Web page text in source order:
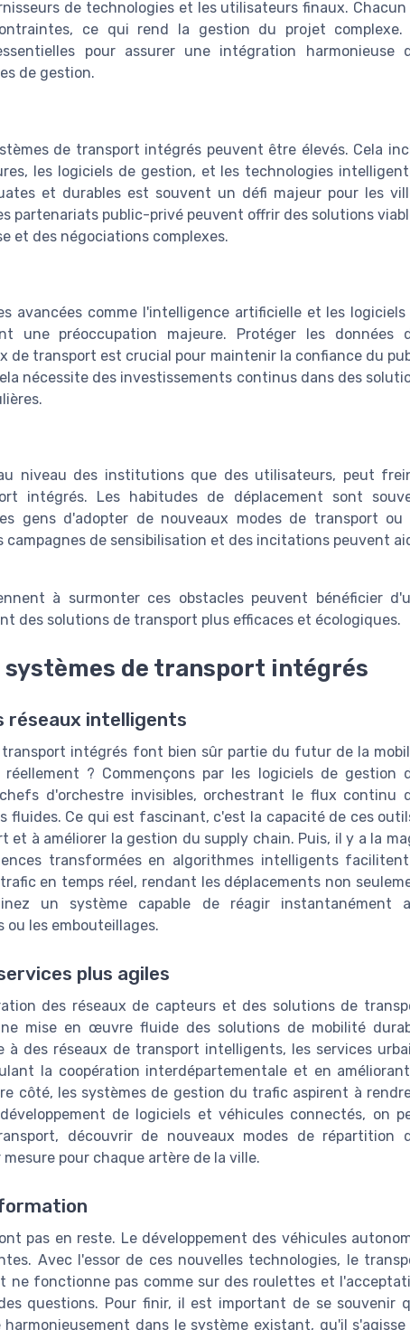
de technologies et les utilisateurs finaux. Chacun
ce qui rend la gestion du projet complexe.
pour assurer une intégration harmonieuse
de gestion.
de transport intégrés peuvent être élevés. Cela
les logiciels de gestion, et les technologies
et durables est souvent un défi majeur pour les
partenariats public-privé peuvent offrir des solutions
et des négociations complexes.
avancées comme l'intelligence artificielle et les logiciels
une préoccupation majeure. Protéger les données
de transport est crucial pour maintenir la confiance du
nécessite des investissements continus dans des
niveau des institutions que des utilisateurs, peut
intégrés. Les habitudes de déplacement sont
gens d'adopter de nouveaux modes de transport ou
de sensibilisation et des incitations peuvent
à surmonter ces obstacles peuvent bénéficier
des solutions de transport plus efficaces et écologiques.
systèmes de transport intégrés
réseaux intelligents
transport intégrés font bien sûr partie du futur de la
? Commençons par les logiciels de gestion
d'orchestre invisibles, orchestrant le flux continu
fluides. Ce qui est fascinant, c'est la capacité de ces
à améliorer la gestion du supply chain. Puis, il y a la
transformées en algorithmes intelligents
en temps réel, rendant les déplacements non
un système capable de réagir instantanément
les embouteillages.
plus agiles
des réseaux de capteurs et des solutions de
mise en œuvre fluide des solutions de mobilité
à des réseaux de transport intelligents, les services
la coopération interdépartementale et en
côté, les systèmes de gestion du trafic aspirent à
de logiciels et véhicules connectés, on
découvrir de nouveaux modes de répartition
pour chaque artère de la ville.
pas en reste. Le développement des véhicules
Avec l'essor de ces nouvelles technologies, le
ne fonctionne pas comme sur des roulettes et
questions. Pour finir, il est important de se souvenir
harmonieusement dans le système existant, qu'il s'agisse